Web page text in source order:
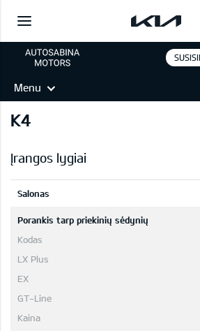
Menu
K4
Įrangos lygiai
Salonas
Porankis tarp priekinių sėdynių